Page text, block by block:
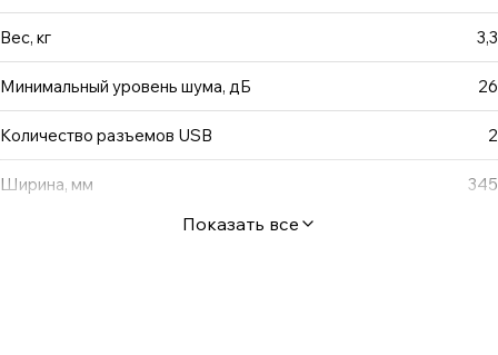
Вес, кг 3,3
Минимальный уровень шума, дБ 26
Количество разъемов USB 2
Ширина, мм 345
Показать все